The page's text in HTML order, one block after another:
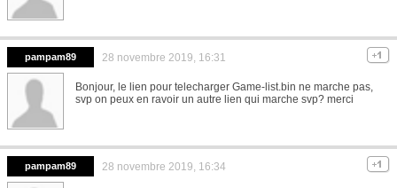
pampam89 28 novembre 2019, 16:31
Bonjour, le lien pour telecharger Game-list.bin ne marche pas,
svp on peux en ravoir un autre lien qui marche svp? merci
pampam89 28 novembre 2019, 16:34